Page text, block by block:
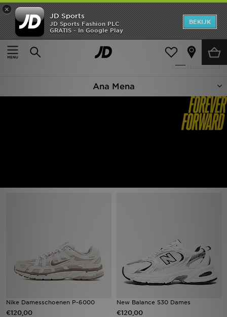
×
JD Sports
JD Sports Fashion PLC
GRATIS - In Google Play
BEKIJK
Thuis
Ana Mena
Producten 42
Ana Mena
Nike Damesschoenen P-6000
€120,00
New Balance 530 Dames
€120,00
New In
Heren
Winkel Zoeken
Bestelling Traceren